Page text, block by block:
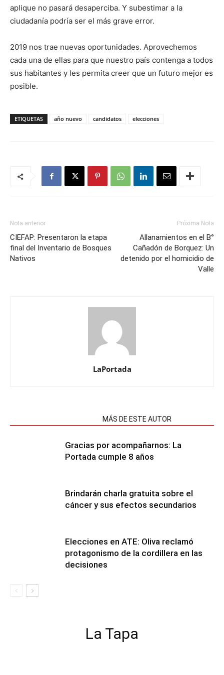
aplique no pasará desaperciba. Y subestimar a la
ciudadanía podría ser el más grave error.
2019 nos trae nuevas oportunidades. Aprovechemos
cada una de ellas para que nuestro país contenga a todos
sus habitantes y les permita creer que un futuro mejor es
posible.
ETIQUETAS año nuevo candidatos elecciones
Nota anterior
CIEFAP: Presentaron la etapa
final del Inventario de Bosques
Nativos
Próxima Nota
Allanamientos en el B°
Cañadón de Borquez: Un
detenido por el homicidio de
Valle
LaPortada
MÁS DE ESTE AUTOR
Gracias por acompañarnos: La
Portada cumple 8 años
Brindarán charla gratuita sobre el
cáncer y sus efectos secundarios
Elecciones en ATE: Oliva reclamó
protagonismo de la cordillera en las
decisiones
La Tapa